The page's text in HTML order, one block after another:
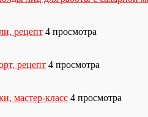
рецепт 4 просмотра
рецепт 4 просмотра
мастер-класс 4 просмотра